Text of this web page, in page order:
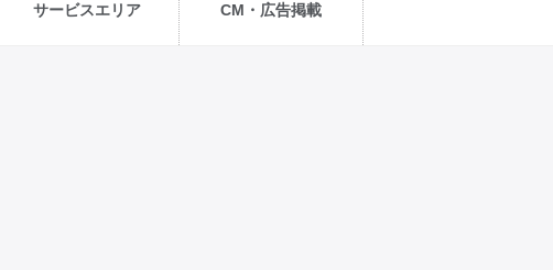
サービスエリア CM・広告掲載